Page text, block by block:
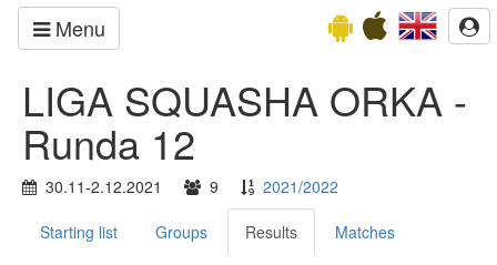
Menu
LIGA SQUASHA ORKA -
Runda 12
30.11-2.12.2021 9 2021/2022
Starting list Groups Results Matches